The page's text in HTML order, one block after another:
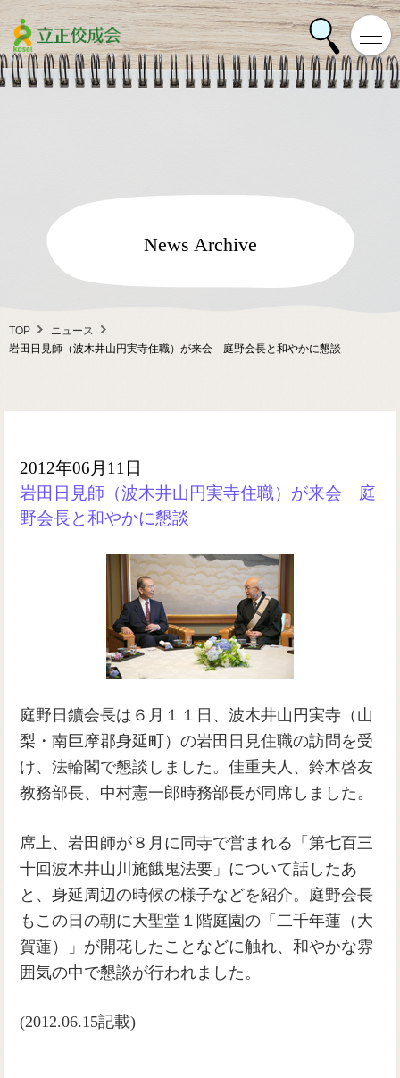
News Archive
TOP
ニュース
岩田日見師（波木井山円実寺住職）が来会 庭野会長と和やかに懇談
2012年06月11日
岩田日見師（波木井山円実寺住職）が来会 庭
野会長と和やかに懇談
庭野日鑛会長は６月１１日、波木井山円実寺（山
梨・南巨摩郡身延町）の岩田日見住職の訪問を受
け、法輪閣で懇談しました。佳重夫人、鈴木啓友
教務部長、中村憲一郎時務部長が同席しました。
席上、岩田師が８月に同寺で営まれる「第七百三
十回波木井山川施餓鬼法要」について話したあ
と、身延周辺の時候の様子などを紹介。庭野会長
もこの日の朝に大聖堂１階庭園の「二千年蓮（大
賀蓮）」が開花したことなどに触れ、和やかな雰
囲気の中で懇談が行われました。
(2012.06.15記載)